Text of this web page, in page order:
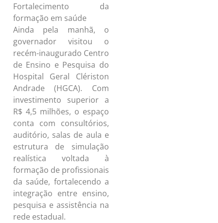
Fortalecimento da
formação em saúde
Ainda pela manhã, o
governador visitou o
recém-inaugurado Centro
de Ensino e Pesquisa do
Hospital Geral Clériston
Andrade (HGCA). Com
investimento superior a
R$ 4,5 milhões, o espaço
conta com consultórios,
auditório, salas de aula e
estrutura de simulação
realística voltada à
formação de profissionais
da saúde, fortalecendo a
integração entre ensino,
pesquisa e assistência na
rede estadual.